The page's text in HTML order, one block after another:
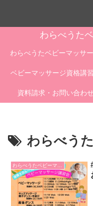
わらべうた
ベビーマッサージ資格講
資料請求・お問い合わせ
わらべう
わらべうたベビーマッサージ